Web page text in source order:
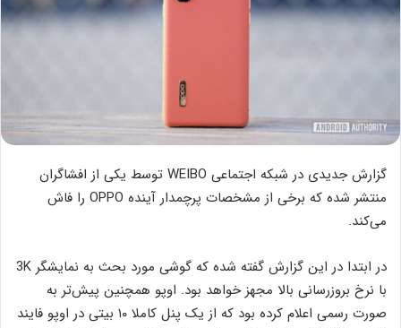
گزارش جدیدی در شبکه اجتماعی WEIBO توسط یکی از افشاگران
منتشر شده که برخی از مشخصات پرچمدار آینده OPPO را فاش
می‌کند.
در ابتدا در این گزارش گفته شده که گوشی مورد بحث به نمایشگر 3K
با نرخ بروزرسانی بالا مجهز خواهد بود. اوپو همچنین پیش‌تر به
صورت رسمی اعلام کرده بود که از یک پنل کاملا ۱۰ بیتی در اوپو فایند